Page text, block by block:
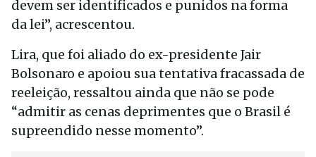
devem ser identificados e punidos na forma
da lei”, acrescentou.
Lira, que foi aliado do ex-presidente Jair
Bolsonaro e apoiou sua tentativa fracassada de
reeleição, ressaltou ainda que não se pode
“admitir as cenas deprimentes que o Brasil é
supreendido nesse momento”.